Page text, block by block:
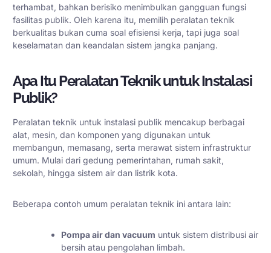
terhambat, bahkan berisiko menimbulkan gangguan fungsi
fasilitas publik. Oleh karena itu, memilih peralatan teknik
berkualitas bukan cuma soal efisiensi kerja, tapi juga soal
keselamatan dan keandalan sistem jangka panjang.
Apa Itu Peralatan Teknik untuk Instalasi
Publik?
Peralatan teknik untuk instalasi publik mencakup berbagai
alat, mesin, dan komponen yang digunakan untuk
membangun, memasang, serta merawat sistem infrastruktur
umum. Mulai dari gedung pemerintahan, rumah sakit,
sekolah, hingga sistem air dan listrik kota.
Beberapa contoh umum peralatan teknik ini antara lain:
Pompa air dan vacuum untuk sistem distribusi air
bersih atau pengolahan limbah.